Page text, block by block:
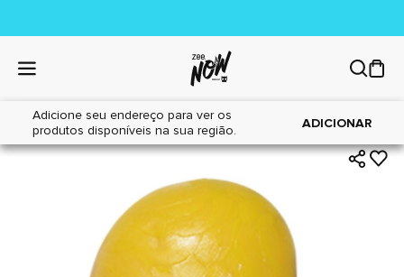
Adicione seu endereço para ver os
produtos disponíveis na sua região.
ADICIONAR
Home|Cães|Brinquedos